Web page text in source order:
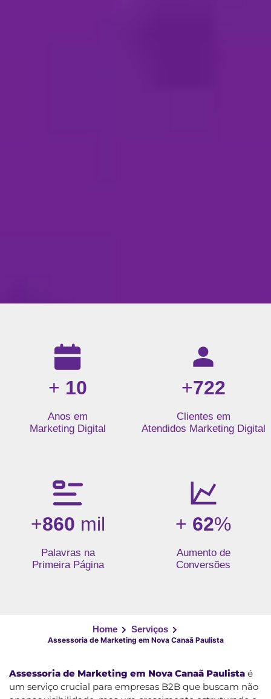
Resultados da nossa agência de marketing digital: mais
+ 10
Anos em
Marketing Digital
+722
Clientes em
Atendidos Marketing Digital
+860 mil
Palavras na
Primeira Página
+ 62%
Aumento de
Conversões
Home Serviços
Assessoria de Marketing em Nova Canaã Paulista
Assessoria de Marketing em Nova Canaã Paulista é
um serviço crucial para empresas B2B que buscam não